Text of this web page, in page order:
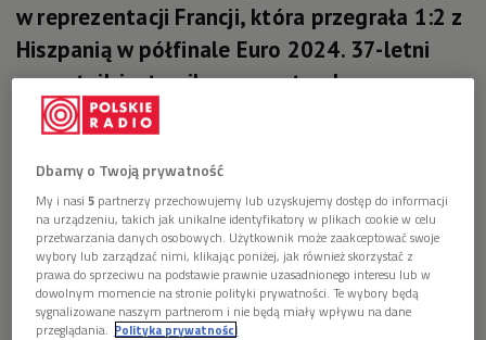
w reprezentacji Francji, która przegrała 1:2 z
Hiszpanią w półfinale Euro 2024. 37-letni
napastnik jest najlepszym strzelcem w
historii drużyny narodowej. W 137 meczach
Dbamy o Twoją prywatność
My i nasi5 partnerzy przechowujemy lub uzyskujemy dostęp do informacji
na urządzeniu, takich jak unikalne identyfikatory w plikach cookie w celu
przetwarzania danych osobowych. Użytkownik może zaakceptować swoje
wybory lub zarządzać nimi, klikając poniżej, jak również skorzystać z
prawa do sprzeciwu na podstawie prawnie uzasadnionego interesu lub w
dowolnym momencie na stronie polityki prywatności. Te wybory będą
sygnalizowane naszym partnerom i nie będą miały wpływu na dane
przeglądania. Polityka prywatności